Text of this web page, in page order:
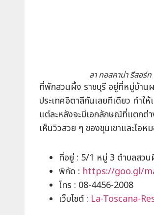
ลา ทอสคาน่า รีสอร์ท
ที่พักสวนผึ้ง ราชบุรี อยู่ที่หมู่บ้าน
ประเทศอิตาลีกันเลยทีเดียว ทำใ
แต่ละหลังจะมีเอกลักษณ์ที่แตกต่
เห็นวิวสวย ๆ ของขุนเขาและไอห
ที่อยู่ : 5/1 หมู่ 3 ตำบลสวน
พิกัด : https://goo.gl/
โทร : 08-4456-2008
เว็บไซต์ : La-Toscana-